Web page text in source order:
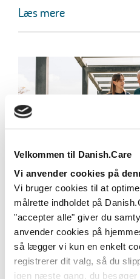
Velkommen til Danish.Care
Vi anvender cookies på
Vi bruger cookies til at
målrette indholdet på
"accepter alle" giver du
anvender cookies på
så lægger vi kun en enkelt
registrerer dit valg, så du
igen næste gang, du
Læs mere
Ny undersøgelse:
velfærdsteknologi
kommuner – men
I en ny undersøgelse
kommunale landskab på,